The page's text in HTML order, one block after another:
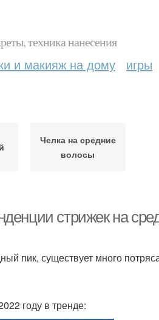
техника нанесения
и макияж на дому игры
Челка на средние
волосы
стрижек на
пик, существует много
году в тренде: